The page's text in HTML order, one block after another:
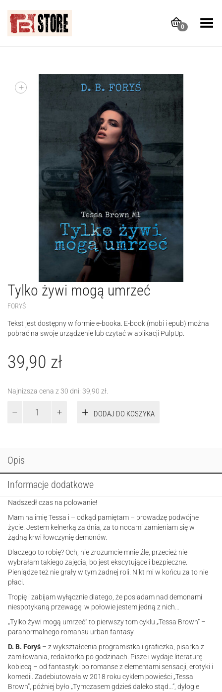
0
Toggle Menu
+
Tylko żywi mogą umrzeć
FORYŚ
Tekst jest dostępny w formie e-booka. E-book (mobi i epub) można
pobrać na swoje urządzenie lub czytać w aplikacji PulpUp.
39,90 zł
Najniższa cena z 30 dni: 39,90 zł
DODAJ DO KOSZYKA
Opis
Informacje dodatkowe
Nadszedł czas na polowanie!
Mam na imię Tessa i – odkąd pamiętam – prowadzę podwójne
życie. Jestem kelnerką za dnia, za to nocami zamieniam się w
żądną krwi łowczynię demonów.
Dlaczego to robię? Och, nie zrozumcie mnie źle, przecież nie
wybrałam takiego zajęcia, bo jest ekscytujące i bezpieczne.
Pieniądze też nie grały w tym żadnej roli. Nikt mi w końcu za to nie
płaci.
Tropię i zabijam wyłącznie dlatego, że posiadam nad demonami
niespotykaną przewagę: w połowie jestem jedną z nich…
„Tylko żywi mogą umrzeć” to pierwszy tom cyklu „Tessa Brown” –
paranormalnego romansu urban fantasy.
D. B. Foryś – z wykształcenia programistka i graficzka, pisarka z
zamiłowania, redaktorka po godzinach. Pisze i wydaje literaturę
kobiecą – od fantastyki po romanse z elementami sensacji, erotyki i
komedii. Zadebiutowała w 2018 roku cyklem powieści „Tessa
Brown”, później było „Tymczasem gdzieś daleko stąd…”, dylogie